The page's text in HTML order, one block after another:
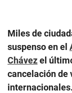
Miles de
suspenso en el
Chávezel
cancelación de